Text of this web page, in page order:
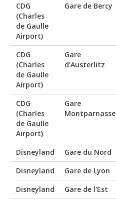
CDG
(Charles
de Gaulle
Airport)
Gare de Bercy
CDG
(Charles
de Gaulle
Airport)
Gare
d'Austerlitz
CDG
(Charles
de Gaulle
Airport)
Gare
Montparnasse
Disneyland Gare du Nord
Disneyland
Gare de Lyon
Disneyland
Gare de l'Est